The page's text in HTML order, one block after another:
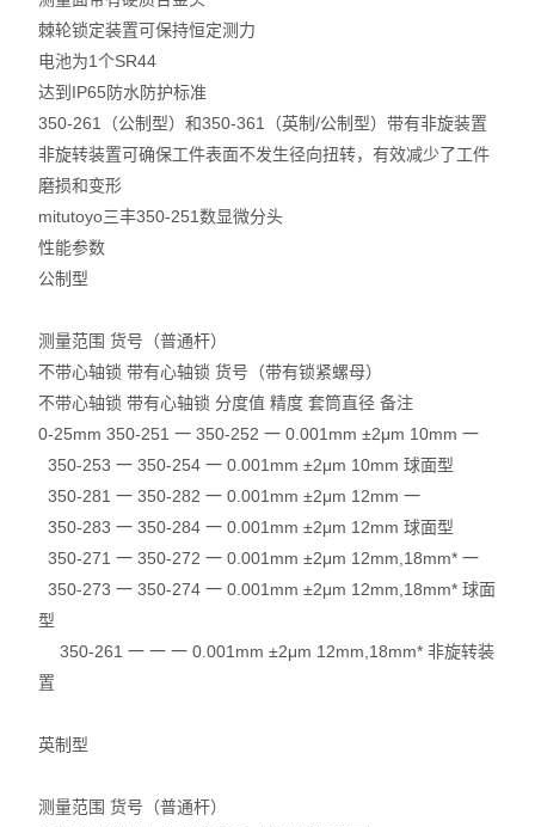
棘轮锁定装置可保持恒定测力
电池为1个SR44
达到IP65防水防护标准
350-261（公制型）和350-361（英制/公制型）带有非旋装置
非旋转装置可确保工件表面不发生径向扭转，有效减少了工件
磨损和变形
mitutoyo三丰350-251数显微分头
性能参数
公制型
测量范围 货号（普通杆）
不带心轴锁 带有心轴锁 货号（带有锁紧螺母）
不带心轴锁 带有心轴锁 分度值 精度 套筒直径 备注
0-25mm 350-251 一 350-252 一 0.001mm ±2μm 10mm 一
350-253 一 350-254 一 0.001mm ±2μm 10mm 球面型
350-281 一 350-282 一 0.001mm ±2μm 12mm 一
350-283 一 350-284 一 0.001mm ±2μm 12mm 球面型
350-271 一 350-272 一 0.001mm ±2μm 12mm,18mm* 一
350-273 一 350-274 一 0.001mm ±2μm 12mm,18mm* 球面
型
350-261 一 一 一 0.001mm ±2μm 12mm,18mm* 非旋转装
置
英制型
测量范围 货号（普通杆）